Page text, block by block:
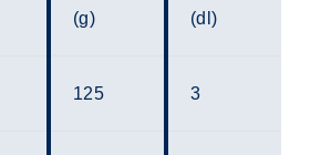
(g)
(dl)
125 3